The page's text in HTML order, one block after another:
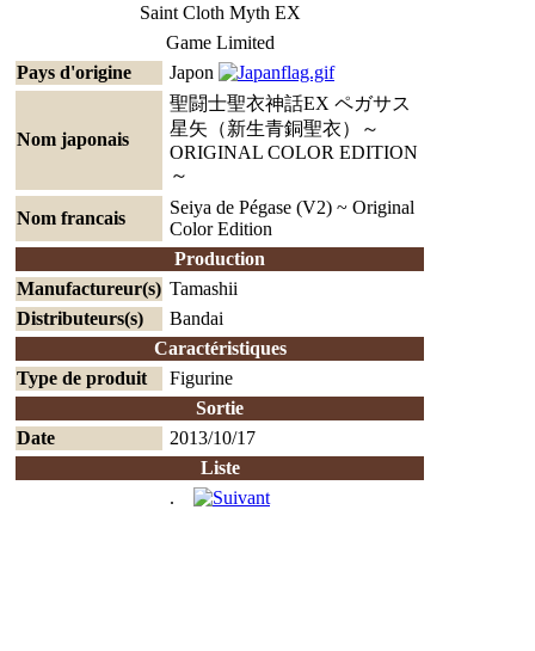
Saint Cloth Myth EX
Game Limited
Pays d'origine
Japon
Nom japonais
聖闘士聖衣神話EX ペガサス
星矢（新生青銅聖衣）～
ORIGINAL COLOR EDITION
～
Nom francais
Seiya de Pégase (V2) ~ Original
Color Edition
Production
Manufactureur(s) Tamashii
Distributeurs(s)
Bandai
Caractéristiques
Type de produit
Figurine
Sortie
Date
2013/10/17
Liste
.